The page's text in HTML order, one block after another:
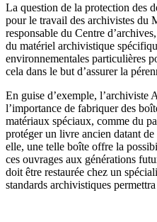
La question de la protection des
pour le travail des archivistes du
responsable du Centre
du matériel archivistique
environnementales particulières
cela dans le but d’assurer la
En guise d’exemple, l’archiviste
l’importance de fabriquer des
matériaux spéciaux, comme du
protéger un livre ancien datant
elle, une telle boîte offre la
ces ouvrages aux générations
doit être restaurée chez un
standards archivistiques